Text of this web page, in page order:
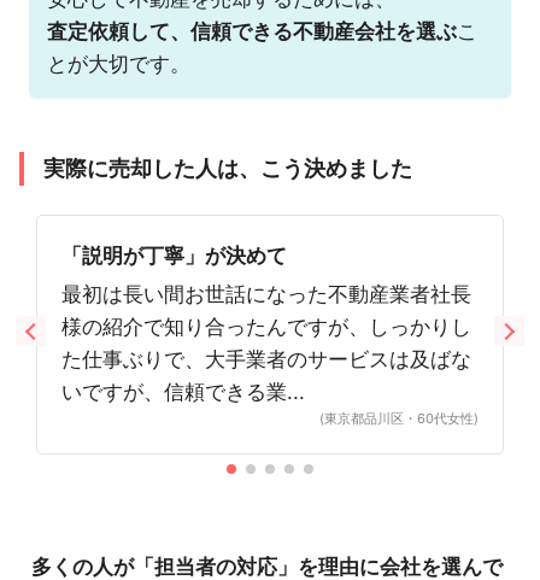
査定依頼して、信頼できる不動産会社を選ぶこ
とが大切です。
実際に売却した人は、こう決めました
「説明が丁寧」が決めて
最初は長い間お世話になった不動産業者社長
様の紹介で知り合ったんですが、しっかりし
た仕事ぶりで、大手業者のサービスは及ばな
いですが、信頼できる業...
(東京都品川区・60代女性)
多くの人が「担当者の対応」を理由に会社を選んで